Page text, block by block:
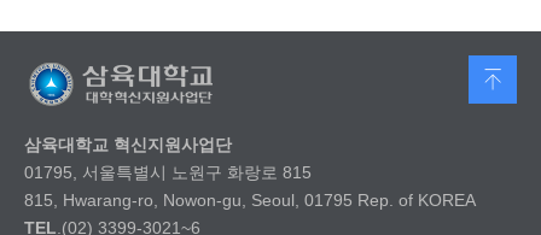
삼육대학교 혁신지원사업단
01795, 서울특별시 노원구 화랑로 815
815, Hwarang-ro, Nowon-gu, Seoul, 01795 Rep. of KOREA
TEL .(02) 3399-3021~6